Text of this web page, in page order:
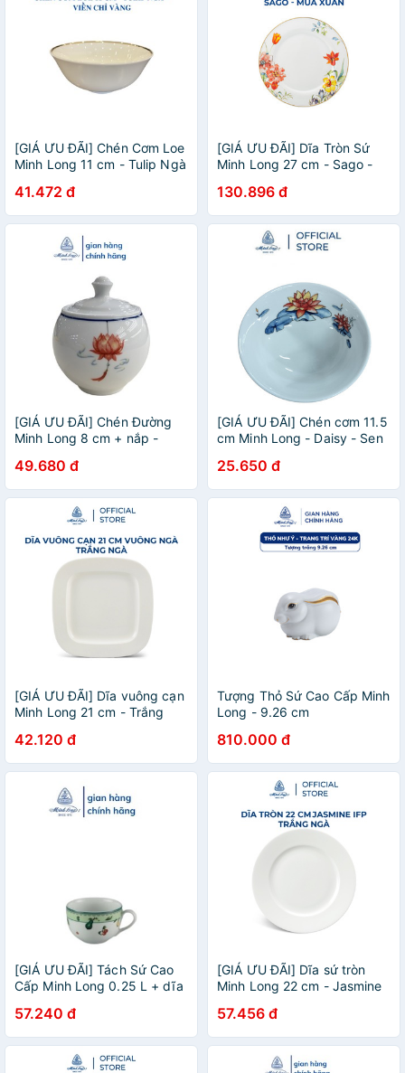
[GIÁ ƯU ĐÃI] Chén Cơm Loe
Minh Long 11 cm - Tulip Ngà
41.472 đ
[GIÁ ƯU ĐÃI] Dĩa Tròn Sứ
Minh Long 27 cm - Sago -
130.896 đ
[GIÁ ƯU ĐÃI] Chén Đường
Minh Long 8 cm + nắp -
49.680 đ
[GIÁ ƯU ĐÃI] Chén cơm 11.5
cm Minh Long - Daisy - Sen
25.650 đ
[GIÁ ƯU ĐÃI] Dĩa vuông cạn
Minh Long 21 cm - Trắng
42.120 đ
Tượng Thỏ Sứ Cao Cấp Minh
Long - 9.26 cm
810.000 đ
[GIÁ ƯU ĐÃI] Tách Sứ Cao
Cấp Minh Long 0.25 L + dĩa
Ngọt
57.240 đ
[GIÁ ƯU ĐÃI] Dĩa sứ tròn
Minh Long 22 cm - Jasmine
57.456 đ